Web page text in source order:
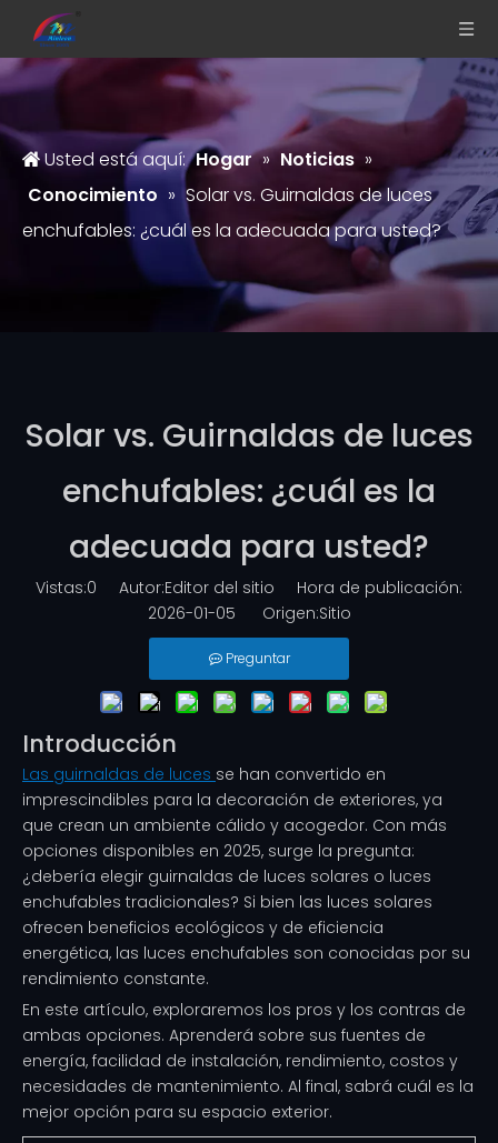
Usted está aquí: Hogar » Noticias »
Conocimiento » Solar vs. Guirnaldas de luces
enchufables: ¿cuál es la adecuada para usted?
Solar vs. Guirnaldas de luces
enchufables: ¿cuál es la
adecuada para usted?
Vistas:0 Autor:Editor del sitio Hora de publicación:
2026-01-05 Origen:Sitio
Preguntar
Introducción
Las guirnaldas de luces se han convertido en
imprescindibles para la decoración de exteriores, ya
que crean un ambiente cálido y acogedor. Con más
opciones disponibles en 2025, surge la pregunta:
¿debería elegir guirnaldas de luces solares o luces
enchufables tradicionales? Si bien las luces solares
ofrecen beneficios ecológicos y de eficiencia
energética, las luces enchufables son conocidas por su
rendimiento constante.
En este artículo, exploraremos los pros y los contras de
ambas opciones. Aprenderá sobre sus fuentes de
energía, facilidad de instalación, rendimiento, costos y
necesidades de mantenimiento. Al final, sabrá cuál es la
mejor opción para su espacio exterior.